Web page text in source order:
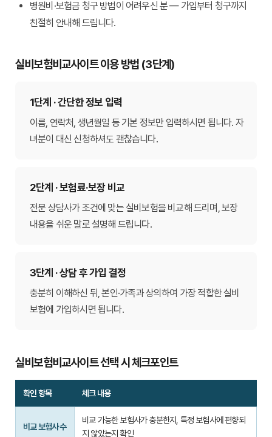
병원비·보험금 청구 방법이 어려우신 분 — 가입부터 청구까지
친절히 안내해 드립니다.
실비보험비교사이트 이용 방법 (3단계)
1단계 · 간단한 정보 입력
이름, 연락처, 생년월일 등 기본 정보만 입력하시면 됩니다. 자
녀분이 대신 신청하셔도 괜찮습니다.
2단계 · 보험료·보장 비교
전문 상담사가 조건에 맞는 실비보험을 비교해 드리며, 보장
내용을 쉬운 말로 설명해 드립니다.
3단계 · 상담 후 가입 결정
충분히 이해하신 뒤, 본인·가족과 상의하여 가장 적합한 실비
보험에 가입하시면 됩니다.
실비보험비교사이트 선택 시 체크포인트
확인 항목 체크 내용
비교 보험사 수
비교 가능한 보험사가 충분한지, 특정 보험사에 편향되
지 않았는지 확인